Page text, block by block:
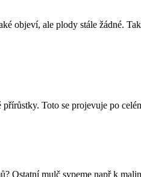
objeví, ale plody stále žádné.
Toto se projevuje po
Ostatní mulč sypeme např k